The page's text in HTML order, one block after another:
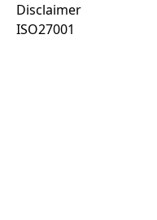
Disclaimer
ISO27001